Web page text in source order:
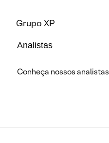
Grupo XP
Analistas
Conheça nossos analistas